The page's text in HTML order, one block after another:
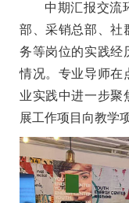
中期汇报交流
部、采销总部、社
务等岗位的实践经
情况。专业导师在
业实践中进一步聚
展工作项目向教学